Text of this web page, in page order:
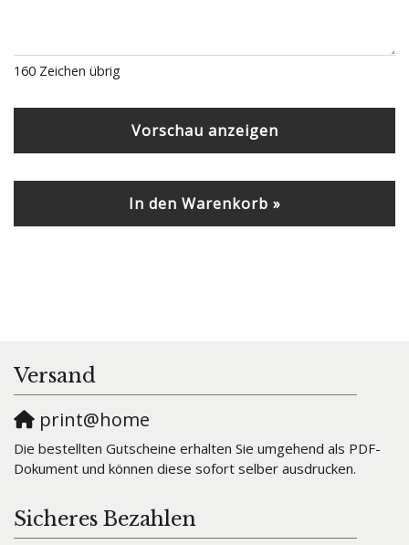
160 Zeichen übrig
Vorschau anzeigen
In den Warenkorb »
Versand
print@home
Die bestellten Gutscheine erhalten Sie umgehend als PDF-
Dokument und können diese sofort selber ausdrucken.
Sicheres Bezahlen